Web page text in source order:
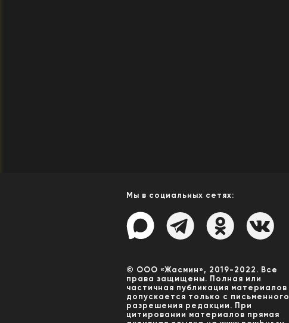
Мы в социальных сетях:
© ООО «Жасмин», 2019-2022. Все
права защищены. Полная или
частичная публикация материалов
допускается только с письменного
разрешения редакции. При
цитировании материалов прямая